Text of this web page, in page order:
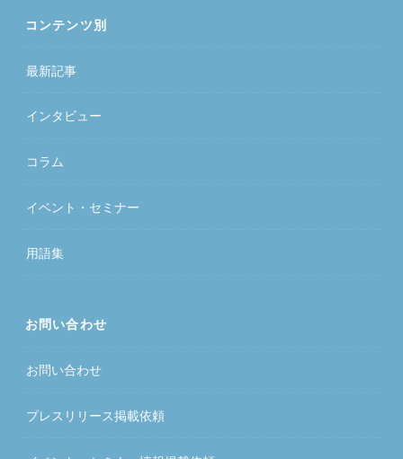
コンテンツ別
最新記事
インタビュー
コラム
イベント・セミナー
用語集
お問い合わせ
お問い合わせ
プレスリリース掲載依頼